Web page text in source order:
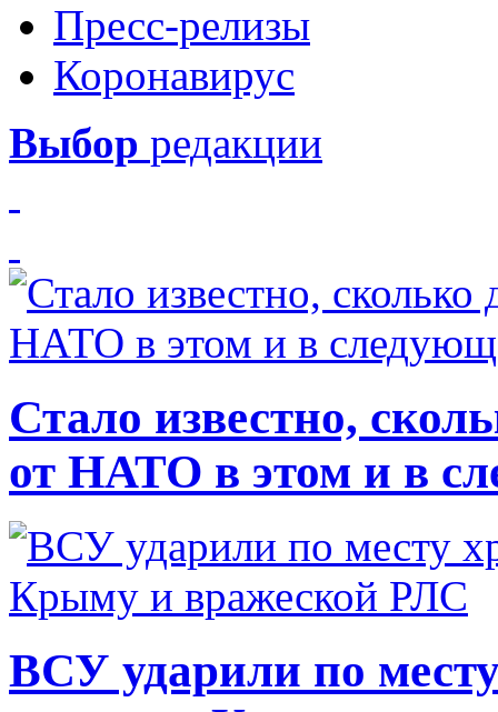
Пресс-релизы
Коронавирус
Выбор редакции
Стало известно,
от НАТО в этом и в
ВСУ ударили по